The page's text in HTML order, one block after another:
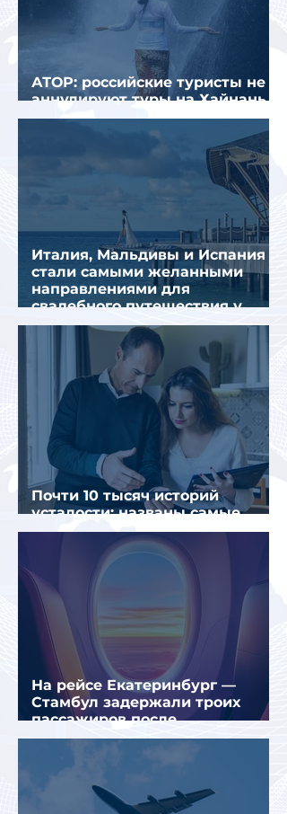
АТОР: российские туристы не
аннулируют туры на Хайнань
из-за тайфуна «Дельфин»
Италия, Мальдивы и Испания
стали самыми желанными
направлениями для
свадебного путешествия у
россиян
Почти 10 тысяч историй
усталости: названы самые
уставшие россияне
На рейсе Екатеринбург —
Стамбул задержали троих
пассажиров после
предполагаемой серии краж